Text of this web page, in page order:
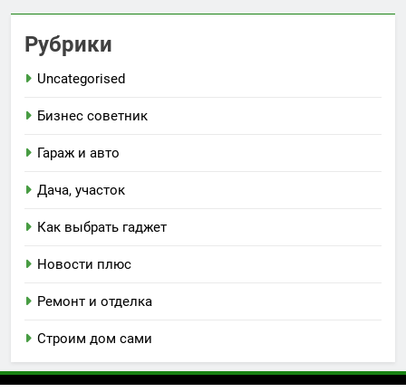
Рубрики
Uncategorised
Бизнес советник
Гараж и авто
Дача, участок
Как выбрать гаджет
Новости плюс
Ремонт и отделка
Строим дом сами